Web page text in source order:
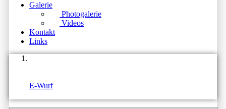
Galerie
Photogalerie
Videos
Kontakt
Links
E-Wurf